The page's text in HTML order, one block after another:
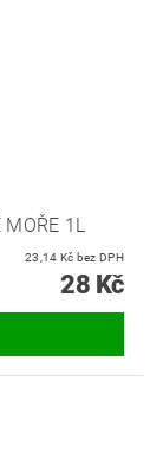
1L
23,14 Kč bez DPH
28 Kč